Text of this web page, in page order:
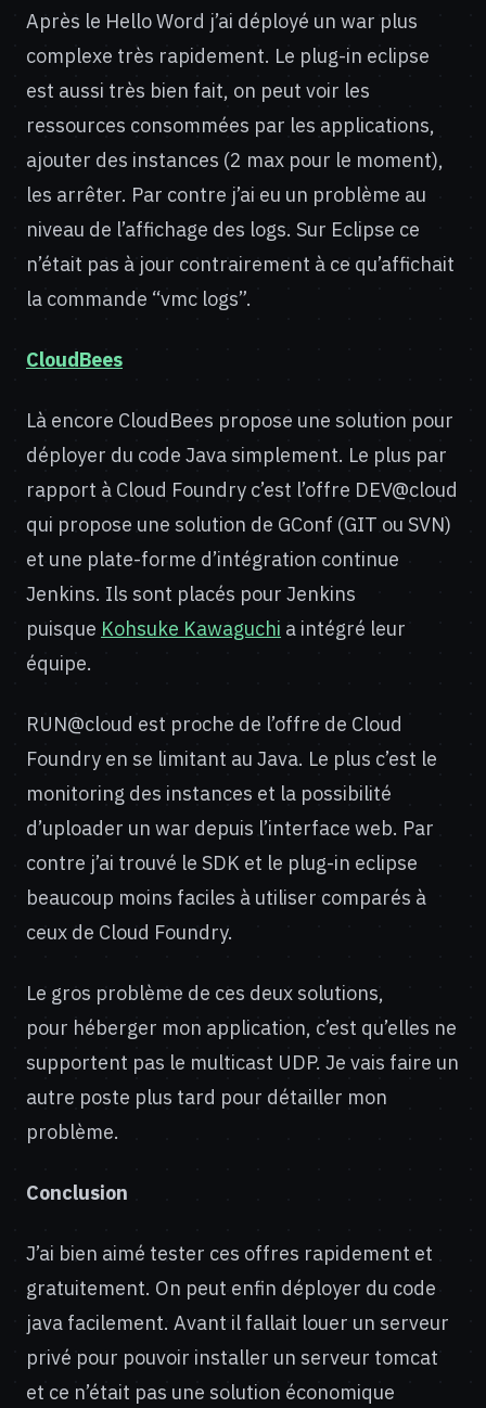
Après le Hello Word j’ai déployé un war plus
complexe très rapidement. Le plug-in eclipse
est aussi très bien fait, on peut voir les
ressources consommées par les applications,
ajouter des instances (2 max pour le moment),
les arrêter. Par contre j’ai eu un problème au
niveau de l’affichage des logs. Sur Eclipse ce
n’était pas à jour contrairement à ce qu’affichait
la commande “vmc logs”.
CloudBees
Là encore CloudBees propose une solution pour
déployer du code Java simplement. Le plus par
rapport à Cloud Foundry c’est l’offre DEV@cloud
qui propose une solution de GConf (GIT ou SVN)
et une plate-forme d’intégration continue
Jenkins. Ils sont placés pour Jenkins
puisque Kohsuke Kawaguchi a intégré leur
équipe.
RUN@cloud est proche de l’offre de Cloud
Foundry en se limitant au Java. Le plus c’est le
monitoring des instances et la possibilité
d’uploader un war depuis l’interface web. Par
contre j’ai trouvé le SDK et le plug-in eclipse
beaucoup moins faciles à utiliser comparés à
ceux de Cloud Foundry.
Le gros problème de ces deux solutions,
pour héberger mon application, c’est qu’elles ne
supportent pas le multicast UDP. Je vais faire un
autre poste plus tard pour détailler mon
problème.
Conclusion
J’ai bien aimé tester ces offres rapidement et
gratuitement. On peut enfin déployer du code
java facilement. Avant il fallait louer un serveur
privé pour pouvoir installer un serveur tomcat
et ce n’était pas une solution économique